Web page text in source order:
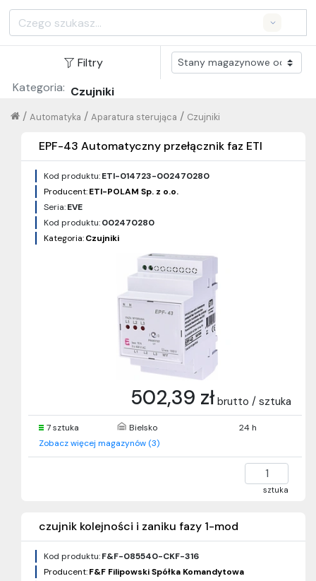
Search
Filtry
Kategoria: Czujniki
Czujniki
/
Aparatura sterująca
/
Automatyka
/
EPF-43 Automatyczny przełącznik faz ETI
Kod produktu:ETI-014723-002470280
Producent:ETI-POLAM Sp. z o.o.
Seria:EVE
Kod produktu:002470280
Kategoria:Czujniki
502,39 zł brutto / sztuka
7 sztuka Bielsko
24 h
Zobacz więcej magazynów (3)
sztuka
czujnik kolejności i zaniku fazy 1-mod
Kod produktu:F&F-085540-CKF-316
Producent:F&F Filipowski Spółka Komandytowa